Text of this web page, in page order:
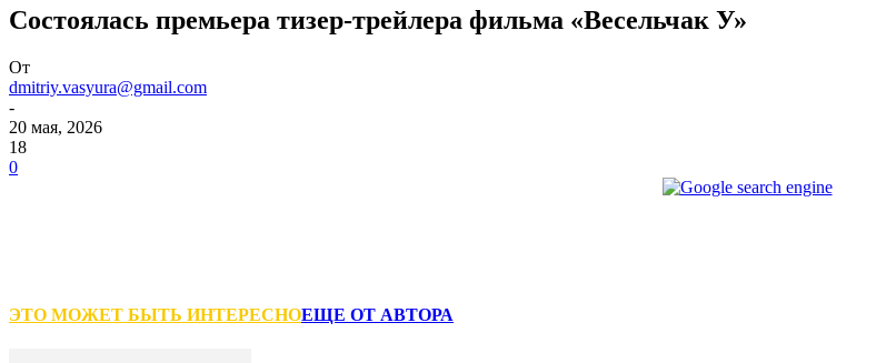
Состоялась премьера тизер-трейлера фильма «Весельчак У»
От
dmitriy.vasyura@gmail.com
-
20 мая, 2026
18
0
ЭТО МОЖЕТ БЫТЬ ИНТЕРЕСНОЕЩЕ ОТ АВТОРА